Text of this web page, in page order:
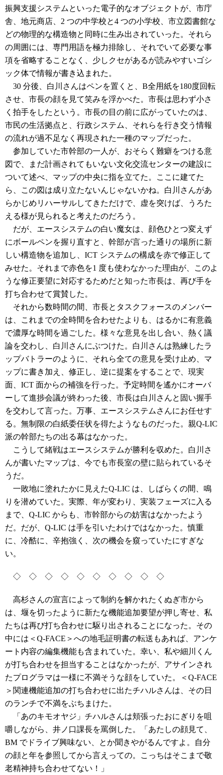
振興支援システムといった電子的なオブジェクトが、市庁
舎、地元商店、2 つの中学校と4 つの小学校、市立図書館な
どの物理的な構造物と同時に生み出されていった。それら
の周囲には、専門用語を極力排除し、それでいて必要な事
項を省略することなく、少しクセがあるが読みやすいゴシ
ック体で情報が書き込まれた。
30 分後、白川さんはペンを置くと、B全用紙を180度回転
させ、市長の顔を見て笑みを浮かべた。市長は思わず小さ
く拍手をしたという。市長の目の前に広がっていたのは、
市民の生活拠点と、行政システム、それらを行き交う情報
の流れが過不足なく再現された一種のマップだった。
参加していた市幹部の一人が、おそらく難癖をつける意
図で、まだ計画されてもいない文化交流センターの建設に
ついて述べ、マップの中央に指を立てた。ここに建てた
ら、この図は成り立たないんじゃないかね。白川さんがあ
らかじめリハーサルしてきただけで、虚を突けば、うろた
える様が見られると考えたのだろう。
だが、エースシステムの白い魔女は、顔色ひとつ変えず
にボールペンを握り直すと、幹部が言った通りの場所に新
しい構造物を追加し、ICT システムの構成を赤で修正して
みせた。それまで赤色を1 度も使わなかった理由が、このよ
うな修正要望に対応するためだと知った市長は、再び手を
打ち合わせて賞賛した。
それから数時間の間、市長とタスクフォースのメンバー
は、これまでの全時間を合わせたよりも、はるかに有意義
で濃厚な時間を過ごした。様々な意見を出し合い、熱く議
論を交わし、白川さんにぶつけた。白川さんは熟練したラ
ップバトラーのように、それら全ての意見を受け止め、マ
ップに書き加え、修正し、逆に提案をすることで、現実
面、ICT 面からの補強を行った。予定時間を遙かにオーバ
ーして進捗会議が終わった後、市長は白川さんと固い握手
を交わして言った。万事、エースシステムさんにお任せす
る。無制限の白紙委任状を得たようなものだった。親Q-LIC
派の幹部たちの出る幕はなかった。
こうして緒戦はエースシステムが勝利を収めた。白川さ
んが書いたマップは、今でも市長室の壁に貼られているそ
うだ。
一敗地に塗れたかに見えたQ-LIC は、しばらくの間、鳴
りを潜めていた。実際、年が変わり、実装フェーズに入る
まで、Q-LIC からも、市幹部からの妨害はなかったよう
だ。だが、Q-LIC は手を引いたわけではなかった。慎重
に、冷酷に、辛抱強く、次の機会を窺っていたにすぎな
い。
◇ ◇ ◇ ◇ ◇ ◇ ◇ ◇ ◇ ◇
高杉さんの宣言によって制約を解かれたくぬぎ市から
は、堰を切ったように新たな機能追加要望が押し寄せ、私
たちは再び打ち合わせに駆り出されることになった。その
中には＜Q-FACE＞への地毛証明書の転送もあれば、アンケ
ート内容の編集機能も含まれていた。幸い、私や細川くん
が打ち合わせを担当することはなかったが、アサインされ
たプログラマは一様に不満そうな顔をしていた。＜Q-FACE
＞関連機能追加の打ち合わせに出たチハルさんは、その日
のランチで不満をぶちまけた。
「あのキモオヤジ」チハルさんは頬張ったおにぎりを咀
嚼しながら、井ノ口課長を罵倒した。「あたしの顔見て、
BM でドライブ興味ない、とか聞きやがるんですよ。自分
の顔と年を参照してから言えっての。こっちはそこまで敬
老精神持ち合わせてない！」